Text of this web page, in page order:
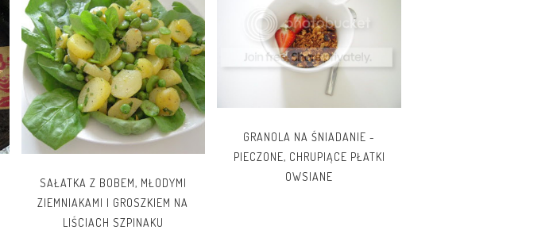
SAŁATKA Z BOBEM, MŁODYMI
ZIEMNIAKAMI I GROSZKIEM NA
LIŚCIACH SZPINAKU
GRANOLA NA ŚNIADANIE -
PIECZONE, CHRUPIĄCE PŁATKI
OWSIANE